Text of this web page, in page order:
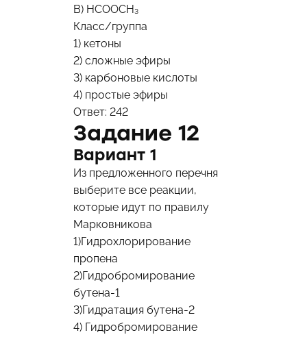
В) HCOOCH₃
Класс/группа
1) кетоны
2) сложные эфиры
3) карбоновые кислоты
4) простые эфиры
Ответ: 242
Задание 12
Вариант 1
Из предложенного перечня
выберите все реакции,
которые идут по правилу
Марковникова
1)Гидрохлорирование
пропена
2)Гидробромирование
бутена-1
3)Гидратация бутена-2
4) Гидробромирование